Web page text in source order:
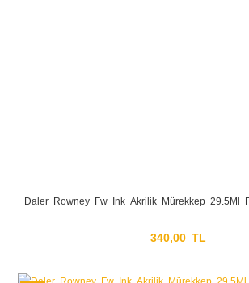
Daler Rowney Fw Ink Akrilik Mürekkep 29.5Ml
340,00 TL